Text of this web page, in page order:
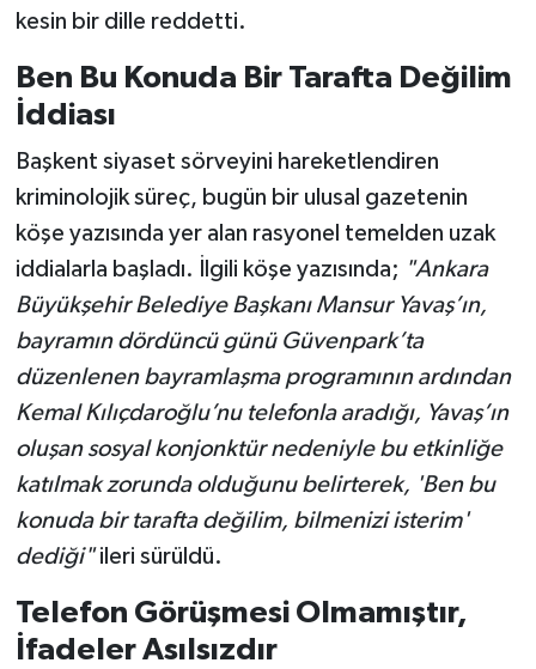
kesin bir dille reddetti.
Ben Bu Konuda Bir Tarafta Değilim
İddiası
Başkent siyaset sörveyini hareketlendiren
kriminolojik süreç, bugün bir ulusal gazetenin
köşe yazısında yer alan rasyonel temelden uzak
iddialarla başladı. İlgili köşe yazısında; "Ankara
Büyükşehir Belediye Başkanı Mansur Yavaş’ın,
bayramın dördüncü günü Güvenpark’ta
düzenlenen bayramlaşma programının ardından
Kemal Kılıçdaroğlu’nu telefonla aradığı, Yavaş’ın
oluşan sosyal konjonktür nedeniyle bu etkinliğe
katılmak zorunda olduğunu belirterek, 'Ben bu
konuda bir tarafta değilim, bilmenizi isterim'
dediği"ileri sürüldü.
Telefon Görüşmesi Olmamıştır,
İfadeler Asılsızdır